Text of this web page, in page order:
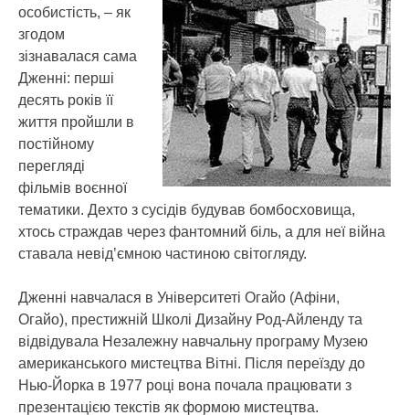
особистість, – як
згодом
зізнавалася сама
Дженні: перші
десять років її
життя пройшли в
постійному
перегляді
фільмів воєнної
тематики. Дехто з сусідів будував бомбосховища,
хтось страждав через фантомний біль, а для неї війна
ставала невід’ємною частиною світогляду.
Дженні навчалася в Університеті Огайо (Афіни,
Огайо), престижній Школі Дизайну Род-Айленду та
відвідувала Незалежну навчальну програму Музею
американського мистецтва Вітні. Після переїзду до
Нью-Йорка в 1977 році вона почала працювати з
презентацією текстів як формою мистецтва.